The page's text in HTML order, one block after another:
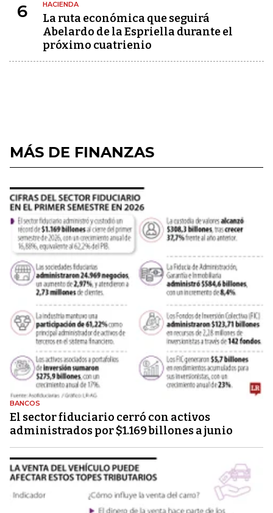
6 HACIENDA
La ruta económica que seguirá
Abelardo de la Espriella durante el
próximo cuatrienio
MÁS DE FINANZAS
BANCOS
El sector fiduciario cerró con activos
administrados por $1.169 billones a junio